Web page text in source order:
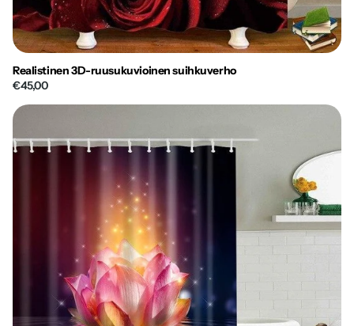
Realistinen 3D-ruusukuvioinen suihkuverho
€45,00